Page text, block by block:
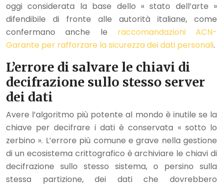
oggi considerata la base dello « stato dell’arte »
difendibile di fronte alle autorità italiane, come
confermano anche le raccomandazioni ACN-
Garante per rafforzare la sicurezza dei dati personali.
L’errore di salvare le chiavi di
decifrazione sullo stesso server
dei dati
Avere l’algoritmo più potente al mondo è inutile se la
chiave per decifrare i dati è conservata « sotto lo
zerbino ». L’errore più comune e grave nella gestione
di un ecosistema crittografico è archiviare le chiavi di
decifrazione sullo stesso sistema, o persino sulla
stessa partizione, dei dati che dovrebbero